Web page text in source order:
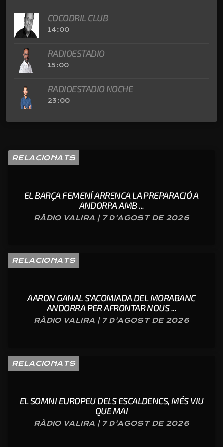
COCODRIL CLUB
14:00
RADIOESTADIO
15:00
RADIOESTADIO NOCHE
23:00
RELACIONATS
EL BARÇA FEMENÍ ARRENCA LA PREPARACIÓ A
ANDORRA AMB ...
RÀDIO VALIRA | 7 D'AGOST DE 2026
RELACIONATS
AARON GANAL S’ACOMIADA DEL MORABANC
ANDORRA PER AFRONTAR NOUS ...
RÀDIO VALIRA | 7 D'AGOST DE 2026
RELACIONATS
EL SOMNI EUROPEU DELS ESCALDENCS, MÉS VIU
QUE MAI
RÀDIO VALIRA | 7 D'AGOST DE 2026